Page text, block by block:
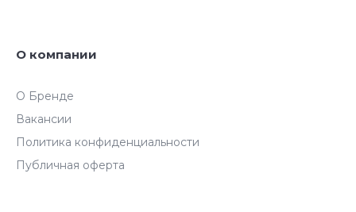
О компании
О Бренде
Вакансии
Политика конфиденциальности
Публичная оферта